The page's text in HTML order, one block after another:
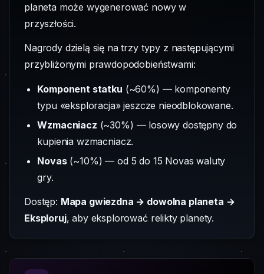
planeta może wygenerować nowy w
przyszłości.
Nagrody dzielą się na trzy typy z następującymi
przybliżonymi prawdopodobieństwami:
Komponent statku (~60%) — komponenty
typu «eksploracja» jeszcze nieodblokowane.
Wzmacniacz (~30%) — losowy dostępny do
kupienia wzmacniacz.
Novas(~10%) — od 5 do 15 Novas waluty
gry.
Dostęp: Mapa gwiezdna → dowolna planeta →
Eksploruj, aby eksplorować relikty planety.